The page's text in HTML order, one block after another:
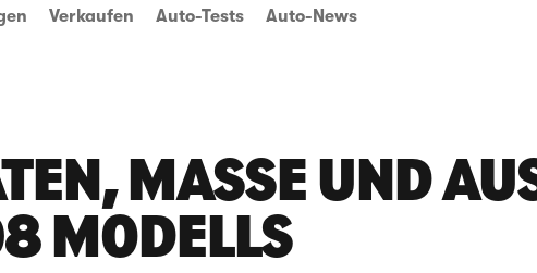
Verkaufen Auto-Tests Auto-News
MASSE UND
MODELLS